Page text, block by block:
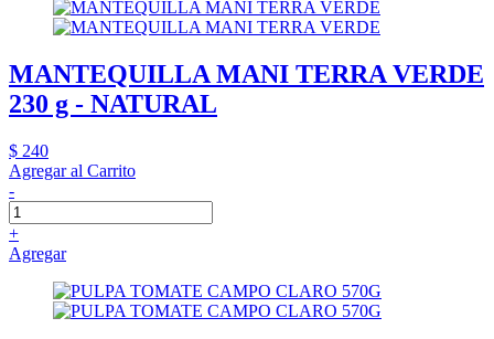
MANTEQUILLA MANI TERRA VERDE
230 g - NATURAL
$ 240
Agregar al Carrito
-
+
Agregar